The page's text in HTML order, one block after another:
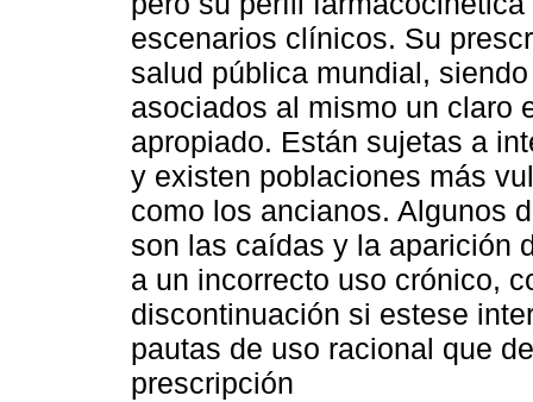
escenarios clínicos. Su
salud pública mundial,
asociados al mismo un claro
apropiado. Están sujetas a
y existen poblaciones más
como los ancianos. Algunos
son las caídas y la aparición
a un incorrecto uso crónico,
discontinuación si estese
pautas de uso racional que
prescripción